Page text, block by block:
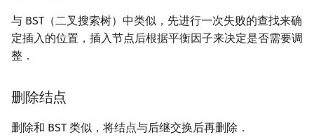
最小表示法
Lyndon 分解
Main–Lorentz 算法
离散对数
狄利克雷卷积
数值算法
序理论
杨氏矩阵
拟阵
二分图
平面图
弦图
图的着色
空间优化简介
与 BST（二叉搜索树）中类似，先进行一次失败的查找来确
定插入的位置，插入节点后根据平衡因子来决定是否需要调
整．
删除结点
删除和 BST 类似，将结点与后继交换后再删除．